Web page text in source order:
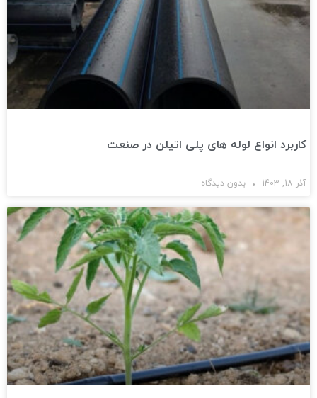
کاربرد انواع لوله های پلی اتیلن در صنعت
آذر 18, 1403 بدون دیدگاه